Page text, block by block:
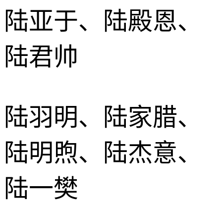
陆亚于、陆殿恩、
陆君帅
陆羽明、陆家腊、
陆明煦、陆杰意、
陆一樊